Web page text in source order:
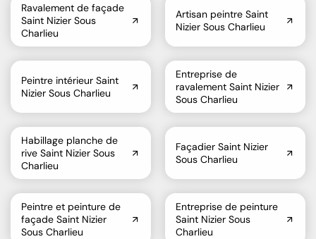
Ravalement de façade
Saint Nizier Sous
Charlieu
Artisan peintre Saint
Nizier Sous Charlieu
Peintre intérieur Saint
Nizier Sous Charlieu
Entreprise de
ravalement Saint Nizier
Sous Charlieu
Habillage planche de
rive Saint Nizier Sous
Charlieu
Façadier Saint Nizier
Sous Charlieu
Peintre et peinture de
façade Saint Nizier
Sous Charlieu
Entreprise de peinture
Saint Nizier Sous
Charlieu